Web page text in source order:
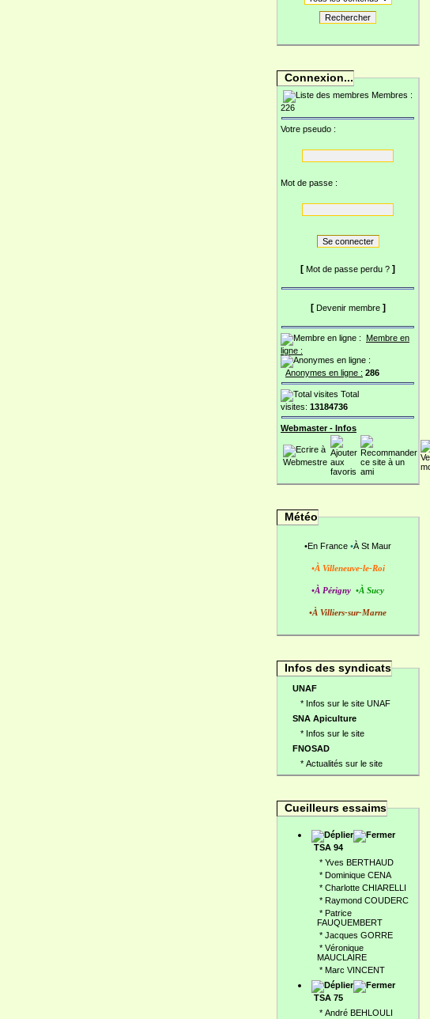
Rechercher
Connexion...
Membres :
226
Votre pseudo :
Mot de passe :
[ Mot de passe perdu ? ]
[ Devenir membre]
Membre en
ligne :
Anonymes en ligne : 286
Total
visites: 13184736
Webmaster - Infos
Météo
•En France •À St Maur
•À Villeneuve-le-Roi
•À Périgny •À Sucy
•À Villiers-sur-Marne
Infos des syndicats
UNAF
* Infos sur le site UNAF
SNA Apiculture
* Infos sur le site
FNOSAD
* Actualités sur le site
Cueilleurs essaims
TSA 94
* Yves BERTHAUD
* Dominique CENA
* Charlotte CHIARELLI
* Raymond COUDERC
* Patrice
FAUQUEMBERT
* Jacques GORRE
* Véronique
MAUCLAIRE
* Marc VINCENT
TSA 75
* André BEHLOULI